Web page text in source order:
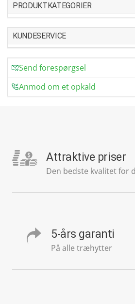
PRODUKTKATEGORIER
KUNDESERVICE
Send forespørgsel
Anmod om et opkald
Attraktive priser
Den bedste kvalitet for
5-års garanti
På alle træhytter